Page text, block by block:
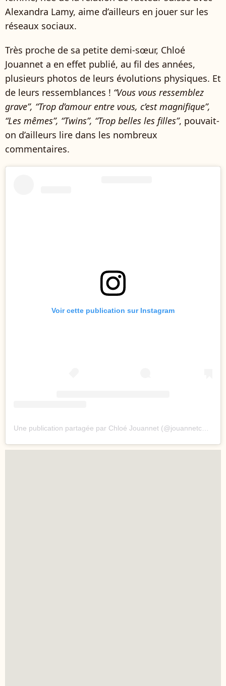
Alexandra Lamy, aime d’ailleurs en jouer sur les
réseaux sociaux.
Très proche de sa petite demi-sœur, Chloé
Jouannet a en effet publié, au fil des années,
plusieurs photos de leurs évolutions physiques. Et
de leurs ressemblances ! “Vous vous ressemblez
grave”, “Trop d’amour entre vous, c’est magnifique”,
“Les mêmes”, “Twins”, “Trop belles les filles”, pouvait-
on d’ailleurs lire dans les nombreux
commentaires.
Voir cette publication sur Instagram